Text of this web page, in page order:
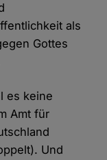
als
Gottes
es keine
Amt für
Und